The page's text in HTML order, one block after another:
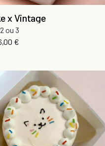
x Vintage
ou 3
€